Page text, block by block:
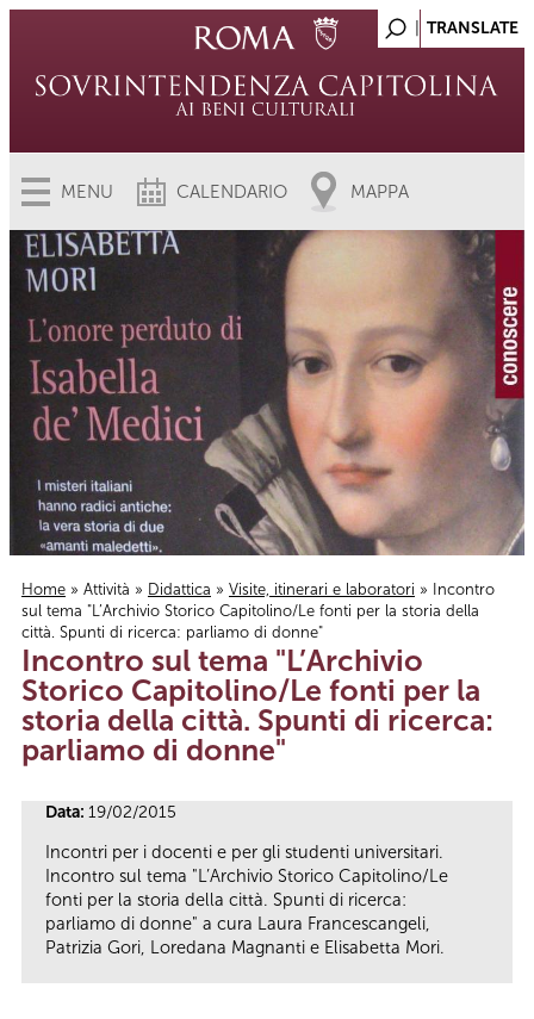
MENU CALENDARIO MAPPA
Tu sei qui
Home » Attività » Didattica » Visite, itinerari e laboratori » Incontro
sul tema "L’Archivio Storico Capitolino/Le fonti per la storia della
città. Spunti di ricerca: parliamo di donne"
Incontro sul tema "L’Archivio
Storico Capitolino/Le fonti per la
storia della città. Spunti di ricerca:
parliamo di donne"
Data: 19/02/2015
Incontri per i docenti e per gli studenti universitari.
Incontro sul tema "L’Archivio Storico Capitolino/Le
fonti per la storia della città. Spunti di ricerca:
parliamo di donne" a cura Laura Francescangeli,
Patrizia Gori, Loredana Magnanti e Elisabetta Mori.